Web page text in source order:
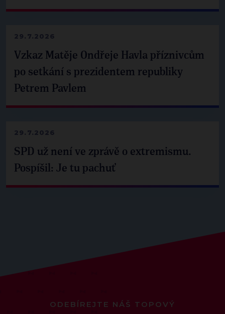
29.7.2026
Vzkaz Matěje Ondřeje Havla příznivcům
po setkání s prezidentem republiky
Petrem Pavlem
29.7.2026
SPD už není ve zprávě o extremismu.
Pospíšil: Je tu pachuť
ODEBÍREJTE NÁŠ TOPOVÝ